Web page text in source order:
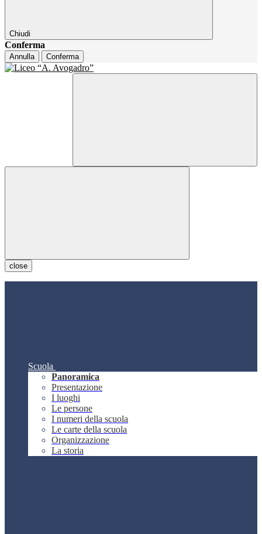
Chiudi
Conferma
Annulla Conferma
close
Scuola
Panoramica
Presentazione
I luoghi
Le persone
I numeri della scuola
Le carte della scuola
Organizzazione
La storia